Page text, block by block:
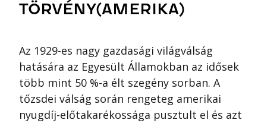
TÖRVÉNY(AMERIKA)
Az 1929-es nagy gazdasági világválság
hatására az Egyesült Államokban az idősek
több mint 50 %-a élt szegény sorban. A
tőzsdei válság során rengeteg amerikai
nyugdíj-előtakarékossága pusztult el és azt